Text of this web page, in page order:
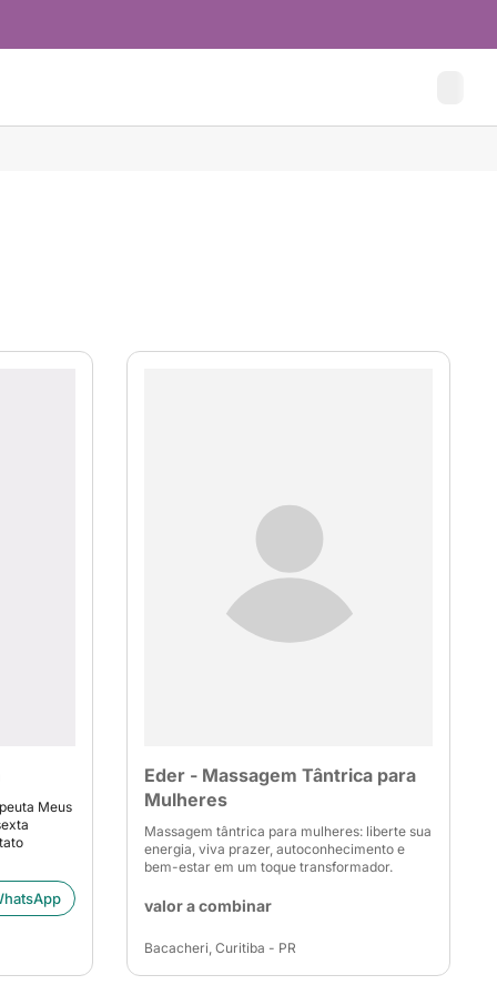
Meus
Eder - Massagem Tântrica para
Mulheres
Massagem tântrica para mulheres: liberte sua
energia, viva prazer, autoconhecimento e
bem-estar em um toque transformador.
valor a combinar
Bacacheri, Curitiba - PR